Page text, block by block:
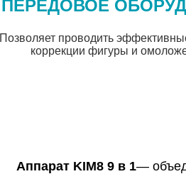
ПЕРЕДОВОЕ
Позволяет проводить
коррекции фигуры и
Аппарат KIM8 9 в 1—